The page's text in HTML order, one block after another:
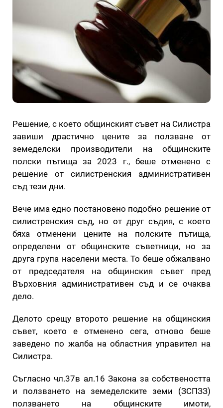
Решение, с което общинският съвет на Силистра
завиши драстично цените за ползване от
земеделски производители на общинските
полски пътища за 2023 г., беше отменено с
решение от силистренския административен
съд тези дни.
Вече има едно постановено подобно решение от
силистренския съд, но от друг съдия, с което
бяха отменени цените на полските пътища,
определени от общинските съветници, но за
друга група населени места. То беше обжалвано
от председателя на общинския съвет пред
Върховния административен съд и се очаква
дело.
Делото срещу второто решение на общинския
съвет, което е отменено сега, отново беше
заведено по жалба на областния управител на
Силистра.
Съгласно чл.37в ал.16 Закона за собствеността
и ползването на земеделските земи (ЗСПЗЗ)
ползването на общинските имоти,